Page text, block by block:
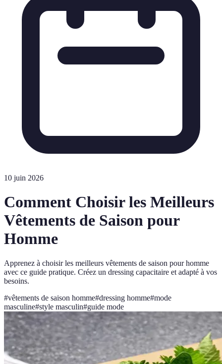
10 juin 2026
Comment Choisir les Meilleurs
Vêtements de Saison pour
Homme
Apprenez à choisir les meilleurs vêtements de saison pour homme
avec ce guide pratique. Créez un dressing capacitaire et adapté à vos
besoins.
#vêtements de saison homme#dressing homme#mode
masculine#style masculin#guide mode